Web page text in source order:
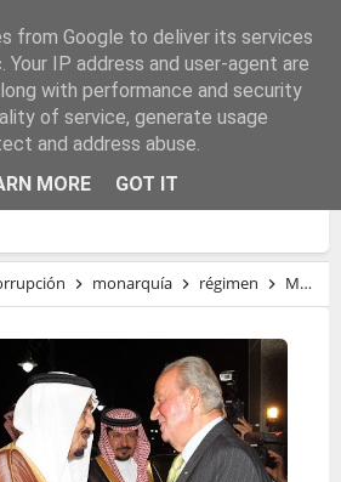
E
monarquía régimen Monarquía, corrupción e inmunidad
from Google to deliver its services
IP address and user-agent are
with performance and security
of service, generate usage
and address abuse.
MORE
GOT IT